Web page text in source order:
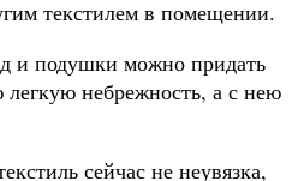
текстилем в помещении.
и подушки можно придать
небрежность, а с нею
сейчас не неувязка,